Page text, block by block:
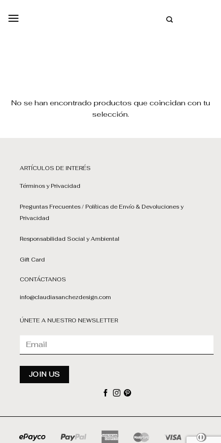
No se han encontrado productos que coincidan con tu
selección.
ARTÍCULOS DE INTERÉS
Términos y Privacidad
Preguntas Frecuentes / Políticas de Envío & Devoluciones y
Privacidad
Responsabilidad Social y Ambiental
Gift Card
CONTÁCTANOS
info@claudiasanchezdesign.com
ÚNETE A NUESTRO NEWSLETTER